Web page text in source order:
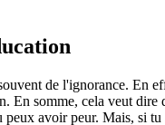
de l'ignorance. En
somme, cela veut
avoir peur. Mais, si